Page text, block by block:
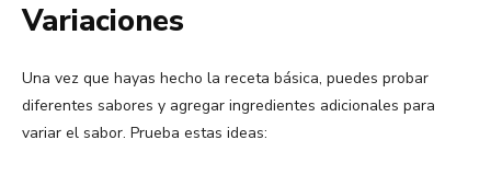
Variaciones
Una vez que hayas hecho la receta básica, puedes probar
diferentes sabores y agregar ingredientes adicionales para
variar el sabor. Prueba estas ideas: